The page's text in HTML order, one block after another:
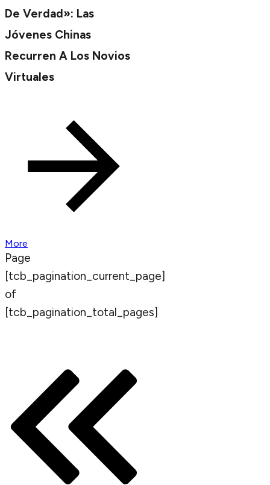
De Verdad»: Las
Jóvenes Chinas
Recurren A Los Novios
Virtuales
More
Page
[tcb_pagination_current_page]
of
[tcb_pagination_total_pages]